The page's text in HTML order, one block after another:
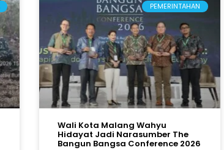
PEMERINTAHAN
Wali Kota Malang Wahyu
Hidayat Jadi Narasumber The
Bangun Bangsa Conference 2026